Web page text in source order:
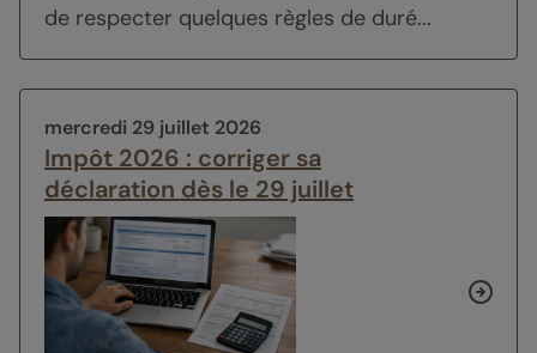
de respecter quelques règles de duré...
mercredi 29 juillet 2026
Impôt 2026 : corriger sa
déclaration dès le 29 juillet